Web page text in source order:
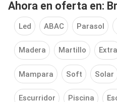
Ahora en oferta en:
Led ABAC Parasol
Madera Martillo Extra
Mampara Soft Solar
Escurridor Piscina